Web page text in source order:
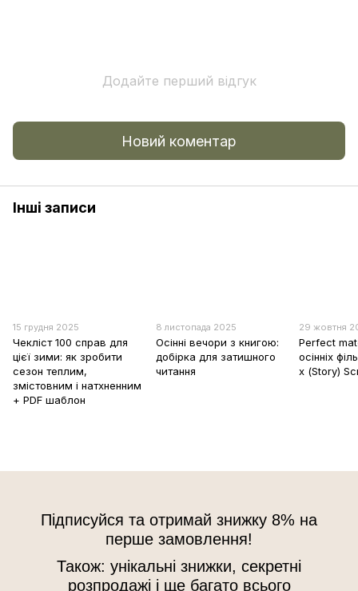
Додайте перший відгук
Новий коментар
Інші записи
15 грудня 2025
Чекліст 100 справ для
цієї зими: як зробити
сезон теплим,
змістовним і натхненним
+ PDF шаблон
8 листопада 2025
Осінні вечори з книгою:
добірка для затишного
читання
29 жовтня
Perfect
осінніх
х (Story)
Підписуйся та отримай знижку 8% на
перше замовлення!
Також: унікальні знижки, секретні
розпродажі і ще багато всього